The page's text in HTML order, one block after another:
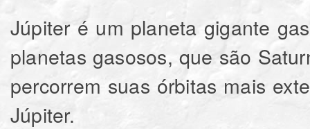
Júpiter é um planeta gigante
planetas gasosos, que são
percorrem suas órbitas mais
Júpiter.